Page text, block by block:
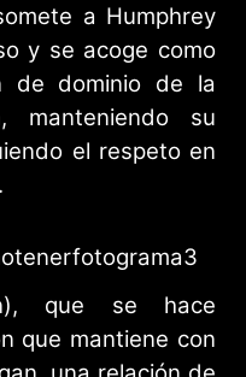
a Humphrey
y se acoge como
de dominio de la
manteniendo su
el respeto en
que se hace
que mantiene con